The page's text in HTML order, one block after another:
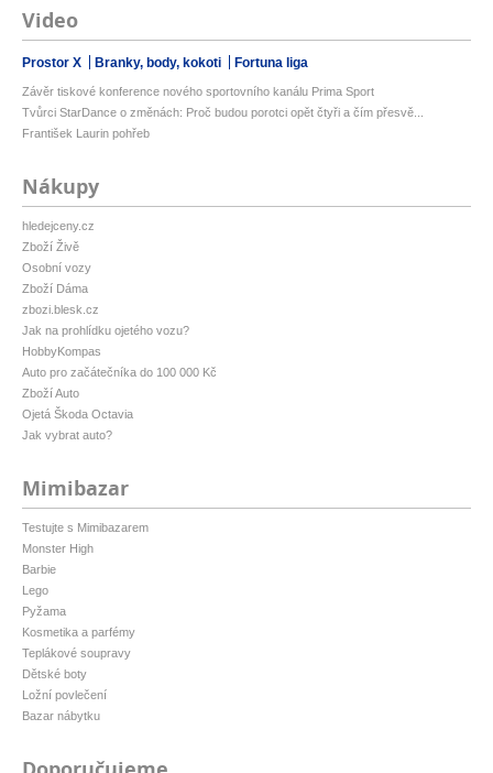
Video
Prostor X Branky, body, kokoti Fortuna liga
Závěr tiskové konference nového sportovního kanálu Prima Sport
Tvůrci StarDance o změnách: Proč budou porotci opět čtyři a čím přesvě...
František Laurin pohřeb
Nákupy
hledejceny.cz
Zboží Živě
Osobní vozy
Zboží Dáma
zbozi.blesk.cz
Jak na prohlídku ojetého vozu?
HobbyKompas
Auto pro začátečníka do 100 000 Kč
Zboží Auto
Ojetá Škoda Octavia
Jak vybrat auto?
Mimibazar
Testujte s Mimibazarem
Monster High
Barbie
Lego
Pyžama
Kosmetika a parfémy
Teplákové soupravy
Dětské boty
Ložní povlečení
Bazar nábytku